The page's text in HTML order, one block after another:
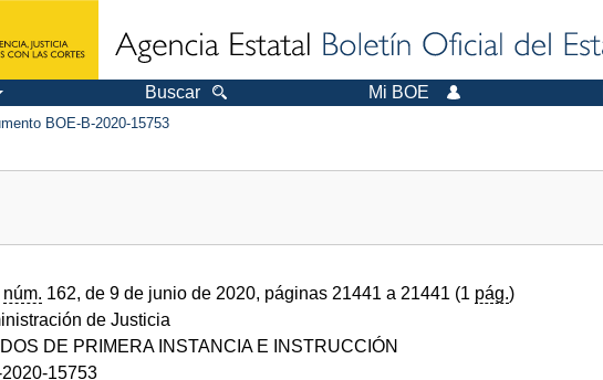
Buscar Mi BOE
BOE-B-2020-15753
núm. 162, de 9 de junio de 2020, páginas 21441 a 21441 (1 pág.)
de Justicia
DE PRIMERA INSTANCIA E INSTRUCCIÓN
15753